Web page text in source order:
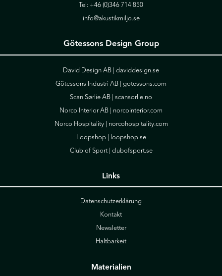
Tel: +46 (0)346 714 850
info@akustikmiljo.se
Götessons Design Group
David Design AB | daviddesign.se
Götessons Industri AB | gotessons.com
Scan Sørlie AB | scansorlie.no
Norco Interior AB | norcointerior.com
Norco Hospitality | norcohospitality.com
Loopshop |
loopshop.se
Club of Sport | clubofsport.se
Links
Datenschutzerklärung
Kontakt
Newsletter
Haltbarkeit
Materialien